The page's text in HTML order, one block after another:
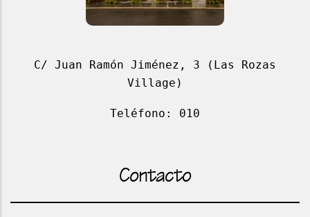
C/ Juan Ramón Jiménez, 3 (Las Rozas
Village)
Teléfono: 010
Contacto